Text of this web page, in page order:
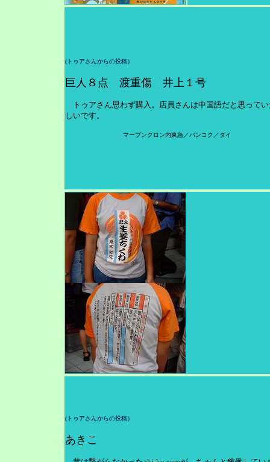
(トゥアさんからの投稿）
巨人８点 渡重傷 井上１号
トゥアさん思わず購入。店員さんは中国語だと思ってい
しいです。
マーブンクロン内東急／バンコク／タイ
(トゥアさんからの投稿）
あきこ